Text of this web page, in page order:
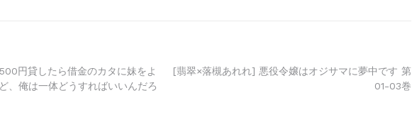
円貸したら借金のカタに妹をよ
、俺は一体どうすればいいんだろ
[翡翠×落槻あれれ] 悪役令嬢はオジサマに夢中です 第
01-03巻